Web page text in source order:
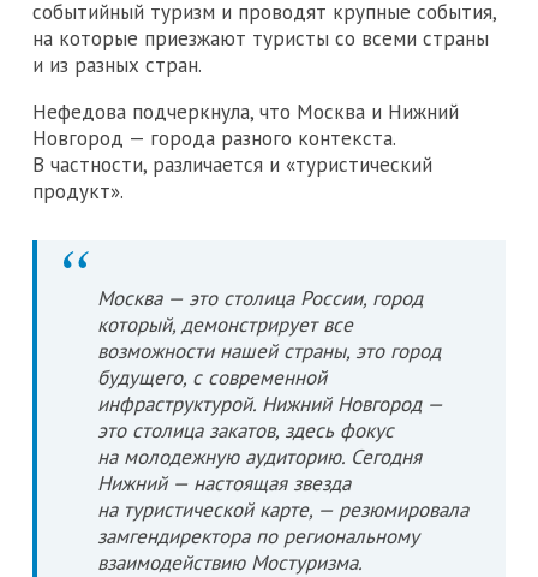
событийный туризм и проводят крупные события,
на которые приезжают туристы со всеми страны
и из разных стран.
Нефедова подчеркнула, что Москва и Нижний
Новгород — города разного контекста.
В частности, различается и «туристический
продукт».
Москва — это столица России, город
который, демонстрирует все
возможности нашей страны, это город
будущего, с современной
инфраструктурой. Нижний Новгород —
это столица закатов, здесь фокус
на молодежную аудиторию. Сегодня
Нижний — настоящая звезда
на туристической карте, — резюмировала
замгендиректора по региональному
взаимодействию Мостуризма.